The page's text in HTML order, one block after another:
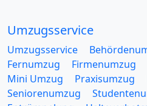
Umzugsservice
Umzugsservice
Fernumzug
Firmenumzug
Mini Umzug
Praxisumzug
Seniorenumzug